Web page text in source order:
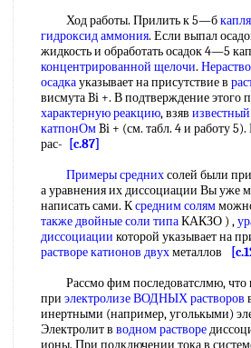
Ход работы. Прилить к 5—б
гидроксид аммония. Если выпал
жидкость и обработать осадок 4—5
концентрированной щелочи.
осадкауказывает на присутствие в
висмута Bi +. В подтверждение этого
характерную реакцию, взяв
катпонОмBi + (см. табл. 4 и работу 5).
рас-
[c.87]
Примеры среднихсолей были
а уравнения их диссоциации Вы уже
написать сами. Ксредним солям
также двойныесоли типаКАКЗО ) ,
диссоциации которой указывает на
растворе катионов двухметаллов
Рассмо фим последоватслмю, что
при электролизе ВОДНЫХ растворов
инертными (например, уголькыми)
Электролит в водном растворе
ионы. При подключении тока в